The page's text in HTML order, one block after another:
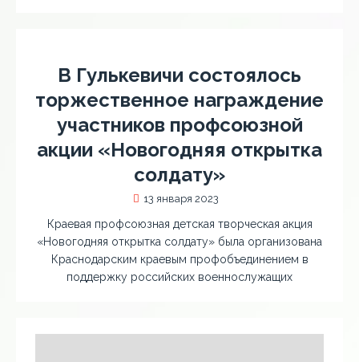
В Гулькевичи состоялось
торжественное награждение
участников профсоюзной
акции «Новогодняя открытка
солдату»
13 января 2023
Краевая профсоюзная детская творческая акция
«Новогодняя открытка солдату» была организована
Краснодарским краевым профобъединением в
поддержку российских военнослужащих